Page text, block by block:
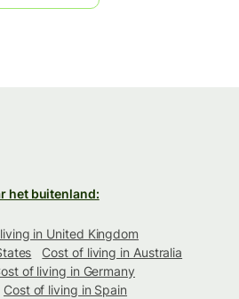
het buitenland:
in United Kingdom
Cost of living in Australia
of living in Germany
Cost of living in Spain